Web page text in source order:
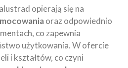
opierają się na
oraz odpowiednio
co zapewnia
użytkowania. W ofercie
i kształtów, co czyni